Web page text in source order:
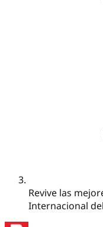
Revive las
Internacional